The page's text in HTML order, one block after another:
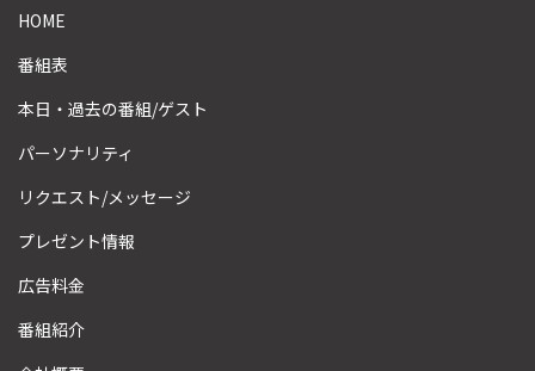
HOME
番組表
本日・過去の番組/ゲスト
パーソナリティ
リクエスト/メッセージ
プレゼント情報
広告料金
番組紹介